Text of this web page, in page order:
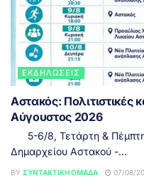
ΕΚΔΗΛΏΣΕΙΣ
Αστακός: Πολιτιστικές
Αύγουστος 2026
5-6/8, Τετάρτη &
Δημαρχείου Αστακού -...
BY ΣΥΝΤΑΚΤΙΚΉ ΟΜΆΔΑ 07/08/